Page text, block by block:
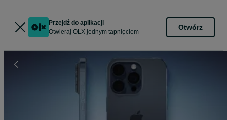
Przejdź do aplikacji
Otwieraj OLX jednym tapnięciem
Otwórz